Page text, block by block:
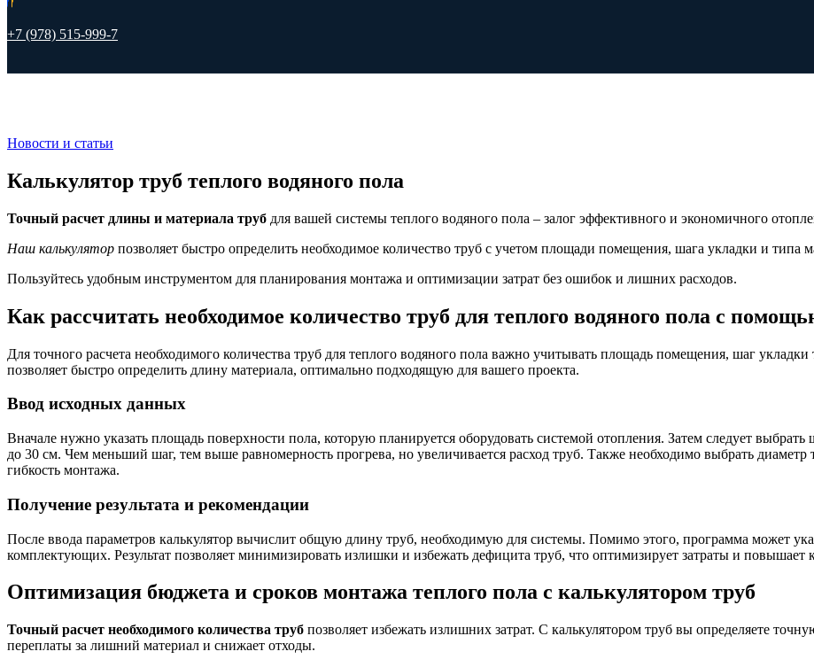
+7 (978) 515-999-7
Новости и статьи
Калькулятор труб теплого водяного пола
Точный расчет длины и материала труб для вашей системы теплого водяного пола – залог эффективного и экономичного
Наш калькулятор позволяет быстро определить необходимое количество труб с учетом площади помещения, шага укладки и типа
Пользуйтесь удобным инструментом для планирования монтажа и оптимизации затрат без ошибок и лишних расходов.
Как рассчитать необходимое количество труб для теплого водяного пола с
Для точного расчета необходимого количества труб для теплого водяного пола важно учитывать площадь помещения, шаг
позволяет быстро определить длину материала, оптимально подходящую для вашего проекта.
Ввод исходных данных
Вначале нужно указать площадь поверхности пола, которую планируется оборудовать системой отопления. Затем следует
до 30 см. Чем меньший шаг, тем выше равномерность прогрева, но увеличивается расход труб. Также необходимо выбрать диаметр
гибкость монтажа.
Получение результата и рекомендации
После ввода параметров калькулятор вычислит общую длину труб, необходимую для системы. Помимо этого, программа может
комплектующих. Результат позволяет минимизировать излишки и избежать дефицита труб, что оптимизирует затраты и повышает
Оптимизация бюджета и сроков монтажа теплого пола с калькулятором труб
Точный расчет необходимого количества труб позволяет избежать излишних затрат. С калькулятором труб вы определяете
переплаты за лишний материал и снижает отходы.